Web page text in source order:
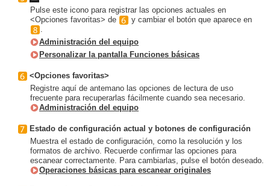
Pulse este icono para registrar las opciones actuales en
<Opciones favoritas> de
y cambiar el botón que aparece en
Administración del equipo
Personalizar la pantalla Funciones básicas
<Opciones favoritas>
Registre aquí de antemano las opciones de lectura de uso
frecuente para recuperarlas fácilmente cuando sea necesario.
Administración del equipo
Estado de configuración actual y botones de configuración
Muestra el estado de configuración, como la resolución y los
formatos de archivo. Recuerde confirmar las opciones para
escanear correctamente. Para cambiarlas, pulse el botón deseado.
Operaciones básicas para escanear originales